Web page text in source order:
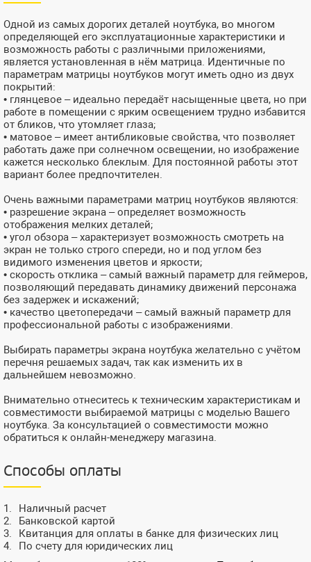
Одной из самых дорогих деталей ноутбука, во многом
определяющей его эксплуатационные характеристики и
возможность работы с различными приложениями,
является установленная в нём матрица. Идентичные по
параметрам матрицы ноутбуков могут иметь одно из двух
покрытий:
• глянцевое – идеально передаёт насыщенные цвета, но при
работе в помещении с ярким освещением трудно избавится
от бликов, что утомляет глаза;
• матовое – имеет антибликовые свойства, что позволяет
работать даже при солнечном освещении, но изображение
кажется несколько блеклым. Для постоянной работы этот
вариант более предпочтителен.
Очень важными параметрами матриц ноутбуков являются:
• разрешение экрана – определяет возможность
отображения мелких деталей;
• угол обзора – характеризует возможность смотреть на
экран не только строго спереди, но и под углом без
видимого изменения цветов и яркости;
• скорость отклика – самый важный параметр для геймеров,
позволяющий передавать динамику движений персонажа
без задержек и искажений;
• качество цветопередачи – самый важный параметр для
профессиональной работы с изображениями.
Выбирать параметры экрана ноутбука желательно с учётом
перечня решаемых задач, так как изменить их в
дальнейшем невозможно.
Внимательно отнеситесь к техническим характеристикам и
совместимости выбираемой матрицы с моделью Вашего
ноутбука. За консультацией о совместимости можно
обратиться к онлайн-менеджеру магазина.
Способы оплаты
Наличный расчет
Банковской картой
Квитанция для оплаты в банке для физических лиц
По счету для юридических лиц